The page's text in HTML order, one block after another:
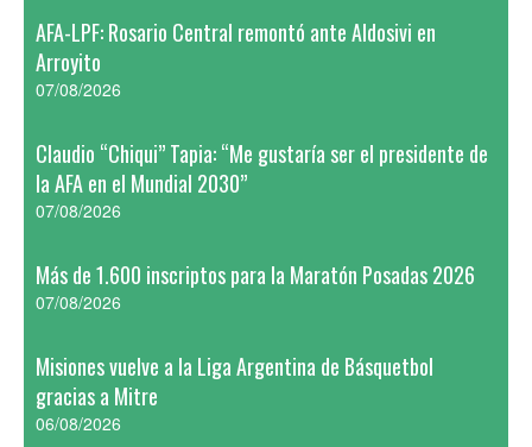
AFA-LPF: Rosario Central remontó ante Aldosivi en
Arroyito
07/08/2026
Claudio “Chiqui” Tapia: “Me gustaría ser el presidente de
la AFA en el Mundial 2030”
07/08/2026
Más de 1.600 inscriptos para la Maratón Posadas 2026
07/08/2026
Misiones vuelve a la Liga Argentina de Básquetbol
gracias a Mitre
06/08/2026